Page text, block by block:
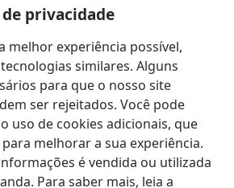
privacidade
melhor experiência possível,
similares. Alguns
para que o nosso site
ser rejeitados. Você pode
uso de cookies adicionais, que
melhorar a sua experiência.
é vendida ou utilizada
Para saber mais, leia a
da Torre de Vigia™